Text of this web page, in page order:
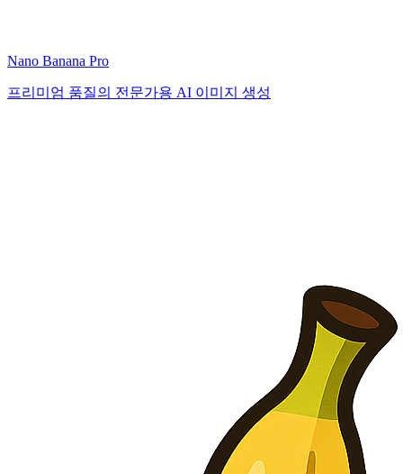
Nano Banana Pro
프리미엄 품질의 전문가용 AI 이미지 생성